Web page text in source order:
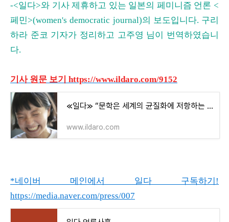
-<일다>와 기사 제휴하고 있는 일본의 페미니즘 언론 <
페민>(women's democratic journal)의 보도입니다. 구리
하라 준코 기자가 정리하고 고주영 님이 번역하였습니
다.
기사 원문 보기 https://www.ildaro.com/9152
≪일다≫ “문학은 세계의 균질화에 저항하는 힘이죠”
www.ildaro.com
*네이버 메인에서 일다 구독하기!
https://media.naver.com/press/007